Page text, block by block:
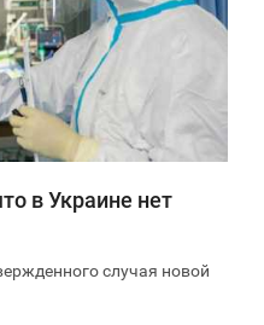
в Украине нет
случая новой